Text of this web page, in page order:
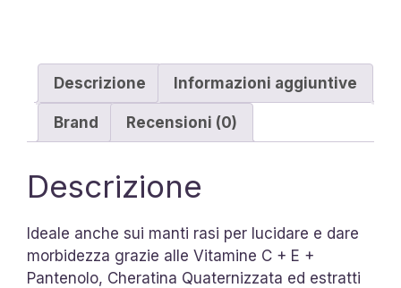
Descrizione Informazioni aggiuntive
Brand Recensioni (0)
Descrizione
Ideale anche sui manti rasi per lucidare e dare
morbidezza grazie alle Vitamine C + E +
Pantenolo, Cheratina Quaternizzata ed estratti